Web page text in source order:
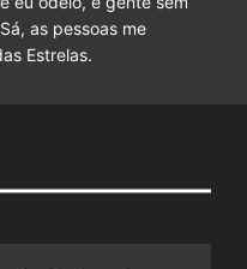
as pessoas me
Estrelas.